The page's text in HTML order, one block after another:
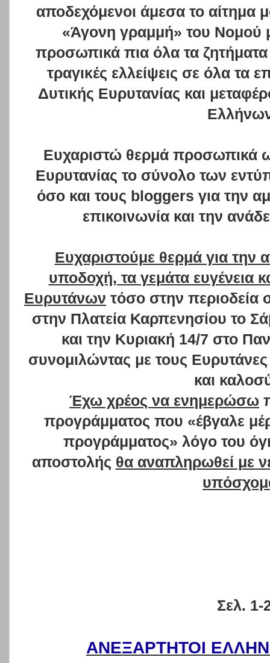
αποδεχόμενοι άμεσα το αίτημα
«Άγονη γραμμή» του Νομού
προσωπικά πια όλα τα
τραγικές ελλείψεις σε όλα τα
Δυτικής Ευρυτανίας και
Ευχαριστώ θερμά προσωπικά
Ευρυτανίας το σύνολο των
όσο και τους bloggers για την
επικοινωνία και την
Ευχαριστούμε θερμά για την
υποδοχή, τα γεμάτα ευγένεια
Ευρυτάνων τόσο στην
στην Πλατεία Καρπενησίου το
και την Κυριακή 14/7 στο
συνομιλώντας με τους
και
Έχω χρέος να ενημερώσω
προγράμματος που «έβγαλε
προγράμματος» λόγο του
αποστολής θα αναπληρωθεί με
Σελ. 1-
ΑΝΕΞΑΡΤΗΤΟΙ